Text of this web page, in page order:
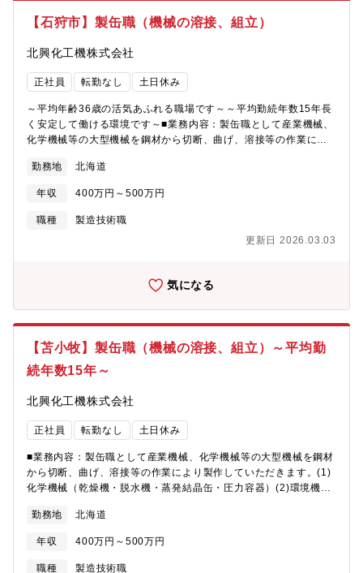
【石狩市】製缶職（機械の溶接、組立）
北興化工機株式会社
正社員 転勤なし 土日休み
～平均年齢36歳の活気あふれる職場です～～平均勤続年数15年長
く安定して働ける環境です～■業務内容：製缶職として産業機械、
化学機械等の大型機械を鋼材から切断、曲げ、溶接等の作業によ
晶缶・圧力容器）(2)環境機器（焼却プラント・水処理プラント・
粉砕機・選別機）(3)自動車関連（付帯設備・搬送装置・試験装
置）(4)産業機械（サイロ及び貯蔵・木材チップ乾燥プラント）中
小企業では道内最大の機械を製作しています。オーダーメイドの
る仕事です。■組織構成：石狩工場は、27名で構成されており、各
勤務地 北海道
年収 400万円～500万円
職種
製造技術職
更新日 2026.03.03
気になる
【苫小牧】製缶職（機械の溶接、組立）～平均勤
続年数15年～
北興化工機株式会社
正社員 転勤なし 土日休み
■業務内容：製缶職として産業機械、化学機械等の大型機械を鋼材
から切断、曲げ、溶接等の作業により製作していただきます。(1)
化学機械（乾燥機・脱水機・蒸発結晶缶・圧力容器）(2)環境機器
連（付帯設備・搬送装置・試験装置）(4)産業機械（サイロ及び貯
蔵・木材チップ乾燥プラント）中小企業では道内最大の機械を製
作しています。オーダーメイドの機械を製作しているため、作業
が単調にならずに、やりがいのある仕事です。■組織構成：苫小牧
勤務地 北海道
年収 400万円～500万円
職種
製造技術職